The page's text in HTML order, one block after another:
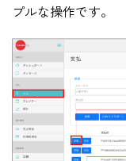
プルな操作です。